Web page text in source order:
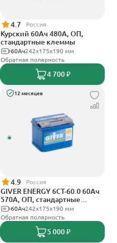
4.7 Россия
Курский 60Ач 480А, ОП,
стандартные клеммы
242x175x190 мм
60Ач
Обратная полярность
4 700 ₽
12 месяцев
4.9 Россия
GIVER ENERGY 6СТ-60.0 60Ач
570А, ОП, стандартные
клеммы242х175х190 мм
60Ач
Обратная полярность
5 000 ₽